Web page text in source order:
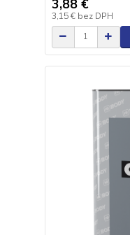
3,88 €
3,15 € bez DPH